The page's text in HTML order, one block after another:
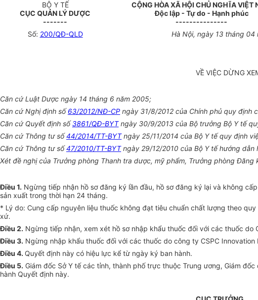
BỘ Y TẾ
CỤC QUẢN LÝ DƯỢC
-------
CỘNG HÒA XÃ HỘI CHỦ NGHĨA VIỆT
Độc lập - Tự do - Hạnh phúc
---------------
Số: 200/QĐ-QLD Hà Nội, ngày 13 tháng 04
VỀ VIỆC DỪNG
Căn cứ Luật Dược ngày 14 tháng 6 năm 2005;
Căn cứ Nghị định số63/2012/NĐ-CP ngày 31/8/2012 của Chính phủ quy định
Căn cứ Quyết định số3861/QĐ-BYTngày 30/9/2013 của Bộ trưởng Bộ Y tế
Căn cứ Thông tư số44/2014/TT-BYTngày 25/11/2014 của Bộ Y tế quy định
Căn cứ Thông tư số47/2010/TT-BYTngày 29/12/2010 của Bộ Y tế hướng
Xét đề nghị của Trưởng phòng Thanh tra dược, mỹ phẩm, Trưởng phòng
Điều 1. Ngừng tiếp nhận hồ sơ đăng ký lần đầu, hồ sơ đăng ký lại và không
sản xuất trong thời hạn 24 tháng.
* Lý do: Cung cấp nguyên liệu thuốc không đạt tiêu chuẩn chất lượng theo quy
xứ.
Điều 2. Ngừng tiếp nhận, xem xét hồ sơ nhập khẩu thuốc đối với các thuốc
Điều 3. Ngừng nhập khẩu thuốc đối với các thuốc do công ty CSPC
Điều 4. Quyết định này có hiệu lực kể từ ngày ký ban hành.
Điều 5. Giám đốc Sở Y tế các tỉnh, thành phố trực thuộc Trung ương, Giám
hành Quyết định này.